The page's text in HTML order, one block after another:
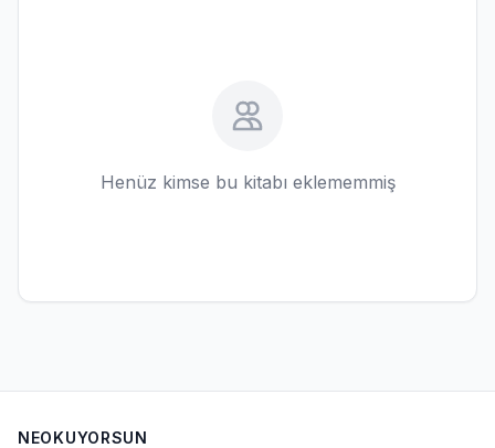
Henüz kimse bu kitabı eklememmiş
NEOKUYORSUN